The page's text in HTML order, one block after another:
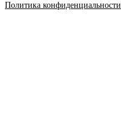
Политика конфиденциальности